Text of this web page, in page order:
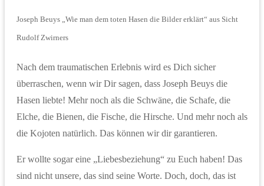
Joseph Beuys „Wie man dem toten Hasen die Bilder erklärt“ aus Sicht
Rudolf Zwirners
Nach dem traumatischen Erlebnis wird es Dich sicher
überraschen, wenn wir Dir sagen, dass Joseph Beuys die
Hasen liebte! Mehr noch als die Schwäne, die Schafe, die
Elche, die Bienen, die Fische, die Hirsche. Und mehr noch als
die Kojoten natürlich. Das können wir dir garantieren.
Er wollte sogar eine „Liebesbeziehung“ zu Euch haben! Das
sind nicht unsere, das sind seine Worte. Doch, doch, das ist